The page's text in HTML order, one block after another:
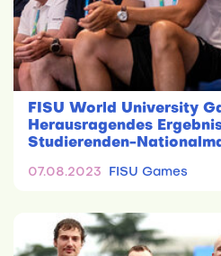
FISU World University
Herausragendes
Studierenden-
07.08.2023 FISU Games